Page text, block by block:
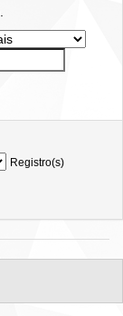
Registro(s)